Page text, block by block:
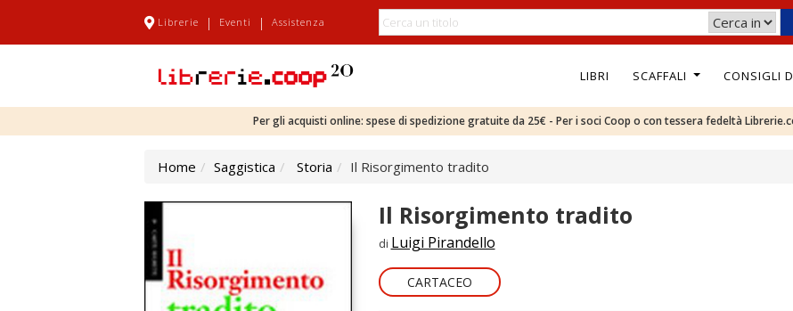
Librerie | Eventi | Assistenza
LIBRI SCAFFALI CONSIGLI
Per gli acquisti online: spese di spedizione gratuite da 25€ - Per i soci Coop o con tessera fedeltà
Home Saggistica Storia Il Risorgimento tradito
Il Risorgimento tradito
di Luigi Pirandello
CARTACEO